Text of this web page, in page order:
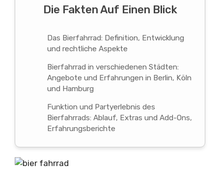
Die Fakten Auf Einen Blick
Das Bierfahrrad: Definition, Entwicklung
und rechtliche Aspekte
Bierfahrrad in verschiedenen Städten:
Angebote und Erfahrungen in Berlin, Köln
und Hamburg
Funktion und Partyerlebnis des
Bierfahrrads: Ablauf, Extras und Add-Ons,
Erfahrungsberichte